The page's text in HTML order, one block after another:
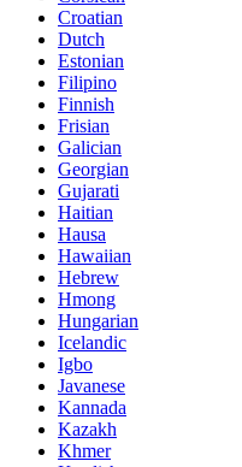
Croatian
Dutch
Estonian
Filipino
Finnish
Frisian
Galician
Georgian
Gujarati
Haitian
Hausa
Hawaiian
Hebrew
Hmong
Hungarian
Icelandic
Igbo
Javanese
Kannada
Kazakh
Khmer